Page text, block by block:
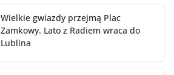
Wielkie gwiazdy przejmą Plac
Zamkowy. Lato z Radiem wraca do
Lublina